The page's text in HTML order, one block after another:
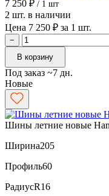
7 250 ₽ / 1 шт
2 шт. в наличии
Цена 7 250 ₽ за 1 шт.
−
В корзину
Под заказ ~7 дн.
Новые
Шины летние новые
Ширина205
Профиль60
РадиусR16